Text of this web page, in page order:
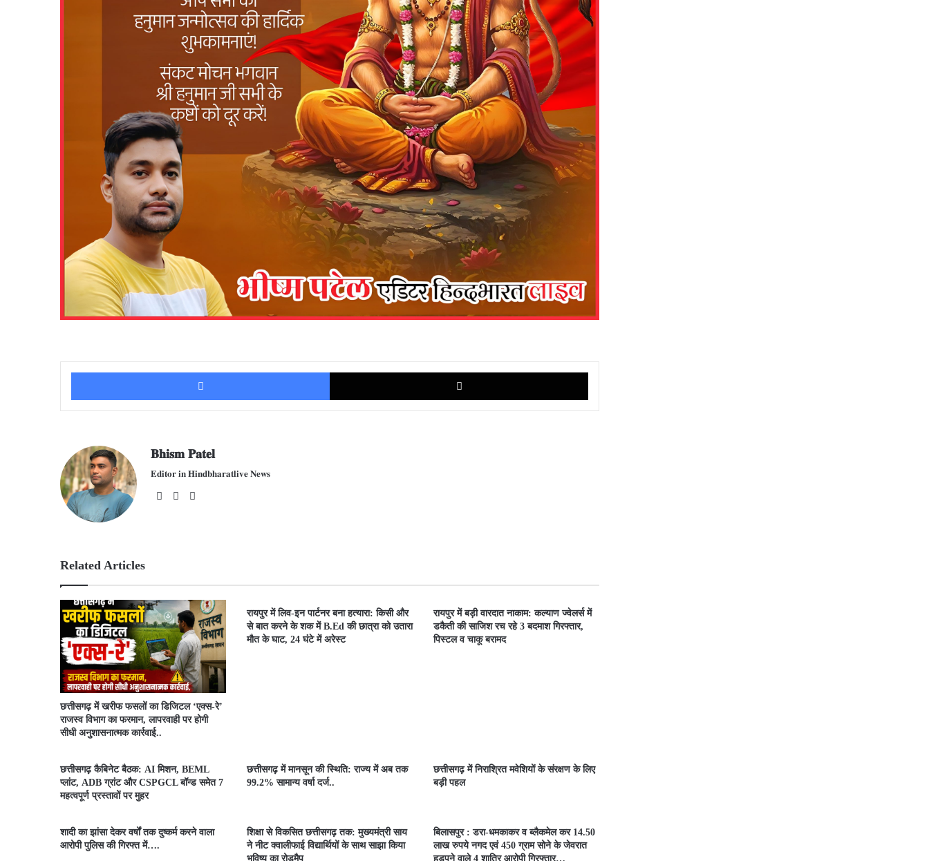
Facebook
𝐁𝐡𝐢𝐬𝐦 𝐏𝐚𝐭𝐞𝐥
𝐄𝐝𝐢𝐭𝐨𝐫 𝐢𝐧 𝐇𝐢𝐧𝐝𝐛𝐡𝐚𝐫𝐚𝐭𝐥𝐢𝐯𝐞 𝐍𝐞𝐰𝐬
We
Fac
Related Articles
​छत्तीसगढ़ में खरीफ फसलों का डिजिटल ‘एक्स-रे’
राजस्व विभाग का फरमान, लापरवाही पर होगी
सीधी अनुशासनात्मक कार्रवाई..
रायपुर में लिव-इन पार्टनर बना हत्यारा: किसी और
से बात करने के शक में B.Ed की छात्रा को उतारा
मौत के घाट, 24 घंटे में अरेस्ट
रायपुर में बड़ी वारदात नाकाम: कल्याण ज्वेलर्स में
डकैती की साजिश रच रहे 3 बदमाश गिरफ्तार,
पिस्टल व चाकू बरामद
छत्तीसगढ़ कैबिनेट बैठक: AI मिशन, BEML
प्लांट, ADB ग्रांट और CSPGCL बॉन्ड समेत 7
महत्वपूर्ण प्रस्तावों पर मुहर
छत्तीसगढ़ में मानसून की स्थिति: राज्य में अब तक
99.2% सामान्य वर्षा दर्ज..
छत्तीसगढ़ में निराश्रित मवेशियों के संरक्षण के लिए
बड़ी पहल
शादी का झांसा देकर वर्षों तक दुष्कर्म करने वाला
आरोपी पुलिस की गिरफ्त में….
शिक्षा से विकसित छत्तीसगढ़ तक: मुख्यमंत्री साय
ने नीट क्वालीफाई विद्यार्थियों के साथ साझा किया
भविष्य का रोडमैप
बिलासपुर : डरा-धमकाकर व ब्लैकमेल कर 14.50
लाख रुपये नगद एवं 450 ग्राम सोने के जेवरात
हड़पने वाले 4 शातिर आरोपी गिरफ्तार…